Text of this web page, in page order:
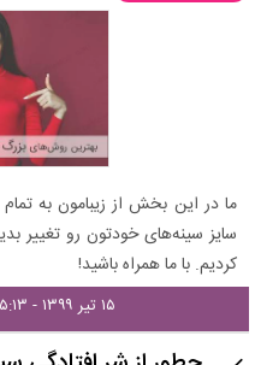
ما در این بخش از زیبامون به
سایز سینه‌های خودتون رو تغییر
کردیم. با ما همراه باشید!
۱۵ تیر ۱۳۹۹ - ۱۵:۱۳